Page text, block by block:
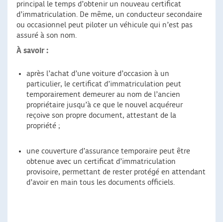
principal le temps d’obtenir un nouveau certificat
d’immatriculation. De même, un conducteur secondaire
ou occasionnel peut piloter un véhicule qui n’est pas
assuré à son nom.
À savoir :
après l’achat d’une voiture d’occasion à un
particulier, le certificat d’immatriculation peut
temporairement demeurer au nom de l’ancien
propriétaire jusqu’à ce que le nouvel acquéreur
reçoive son propre document, attestant de la
propriété ;
une couverture d’assurance temporaire peut être
obtenue avec un certificat d’immatriculation
provisoire, permettant de rester protégé en attendant
d’avoir en main tous les documents officiels.